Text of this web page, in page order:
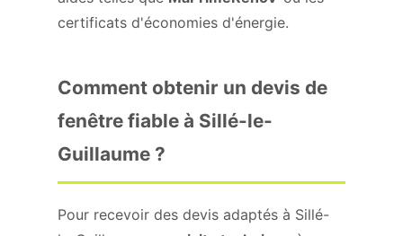
certificats d'économies d'énergie.
Comment obtenir un devis de
fenêtre fiable à Sillé-le-
Guillaume ?
Pour recevoir des devis adaptés à Sillé-